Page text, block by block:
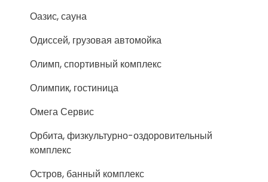
Оазис, сауна
Одиссей, грузовая автомойка
Олимп, спортивный комплекс
Олимпик, гостиница
Омега Сервис
Орбита, физкультурно-оздоровительный
комплекс
Остров, банный комплекс